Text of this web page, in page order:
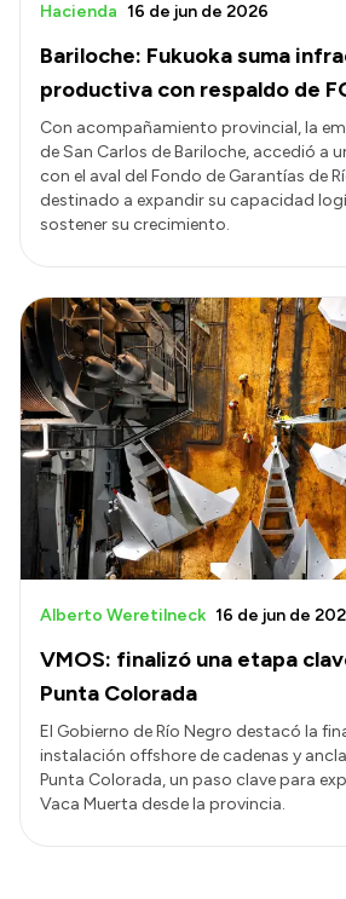
Bariloche: Fukuoka suma
productiva con respaldo de
Hacienda 16 de jun de 2026
Con acompañamiento provincial, la
de San Carlos de Bariloche, accedió a
con el aval del Fondo de Garantías de
destinado a expandir su capacidad
sostener su crecimiento.
VMOS: finalizó una etapa
Punta Colorada
Alberto Weretilneck 16 de jun de
El Gobierno de Río Negro destacó la
instalación offshore de cadenas y
Punta Colorada, un paso clave para
Vaca Muerta desde la provincia.